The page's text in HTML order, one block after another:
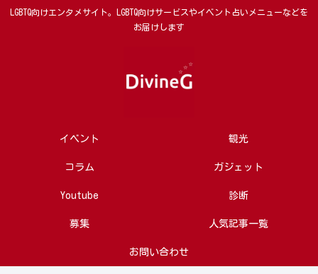
LGBTQ向けエンタメサイト。LGBTQ向けサービスやイベント占いメニューなどを
お届けします
イベント 観光
コラム ガジェット
Youtube 診断
募集 人気記事一覧
お問い合わせ